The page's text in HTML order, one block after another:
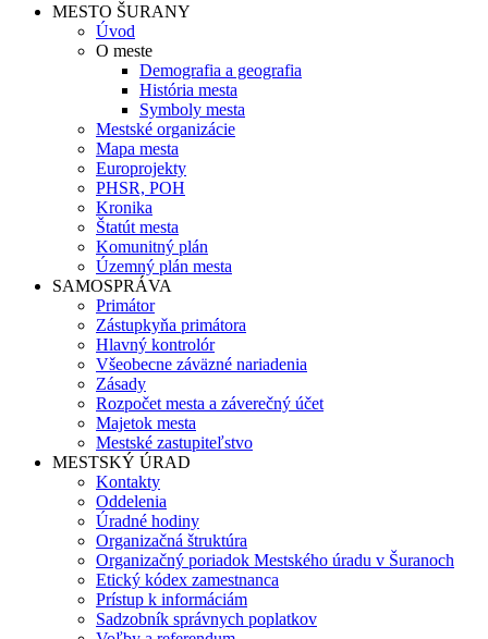
MESTO ŠURANY
Úvod
O meste
Demografia a geografia
História mesta
Symboly mesta
Mestské organizácie
Mapa mesta
Europrojekty
PHSR, POH
Kronika
Štatút mesta
Komunitný plán
Územný plán mesta
SAMOSPRÁVA
Primátor
Zástupkyňa primátora
Hlavný kontrolór
Všeobecne záväzné nariadenia
Zásady
Rozpočet mesta a záverečný účet
Majetok mesta
Mestské zastupiteľstvo
MESTSKÝ ÚRAD
Kontakty
Oddelenia
Úradné hodiny
Organizačná štruktúra
Organizačný poriadok Mestského úradu v Šuranoch
Etický kódex zamestnanca
Prístup k informáciám
Sadzobník správnych poplatkov